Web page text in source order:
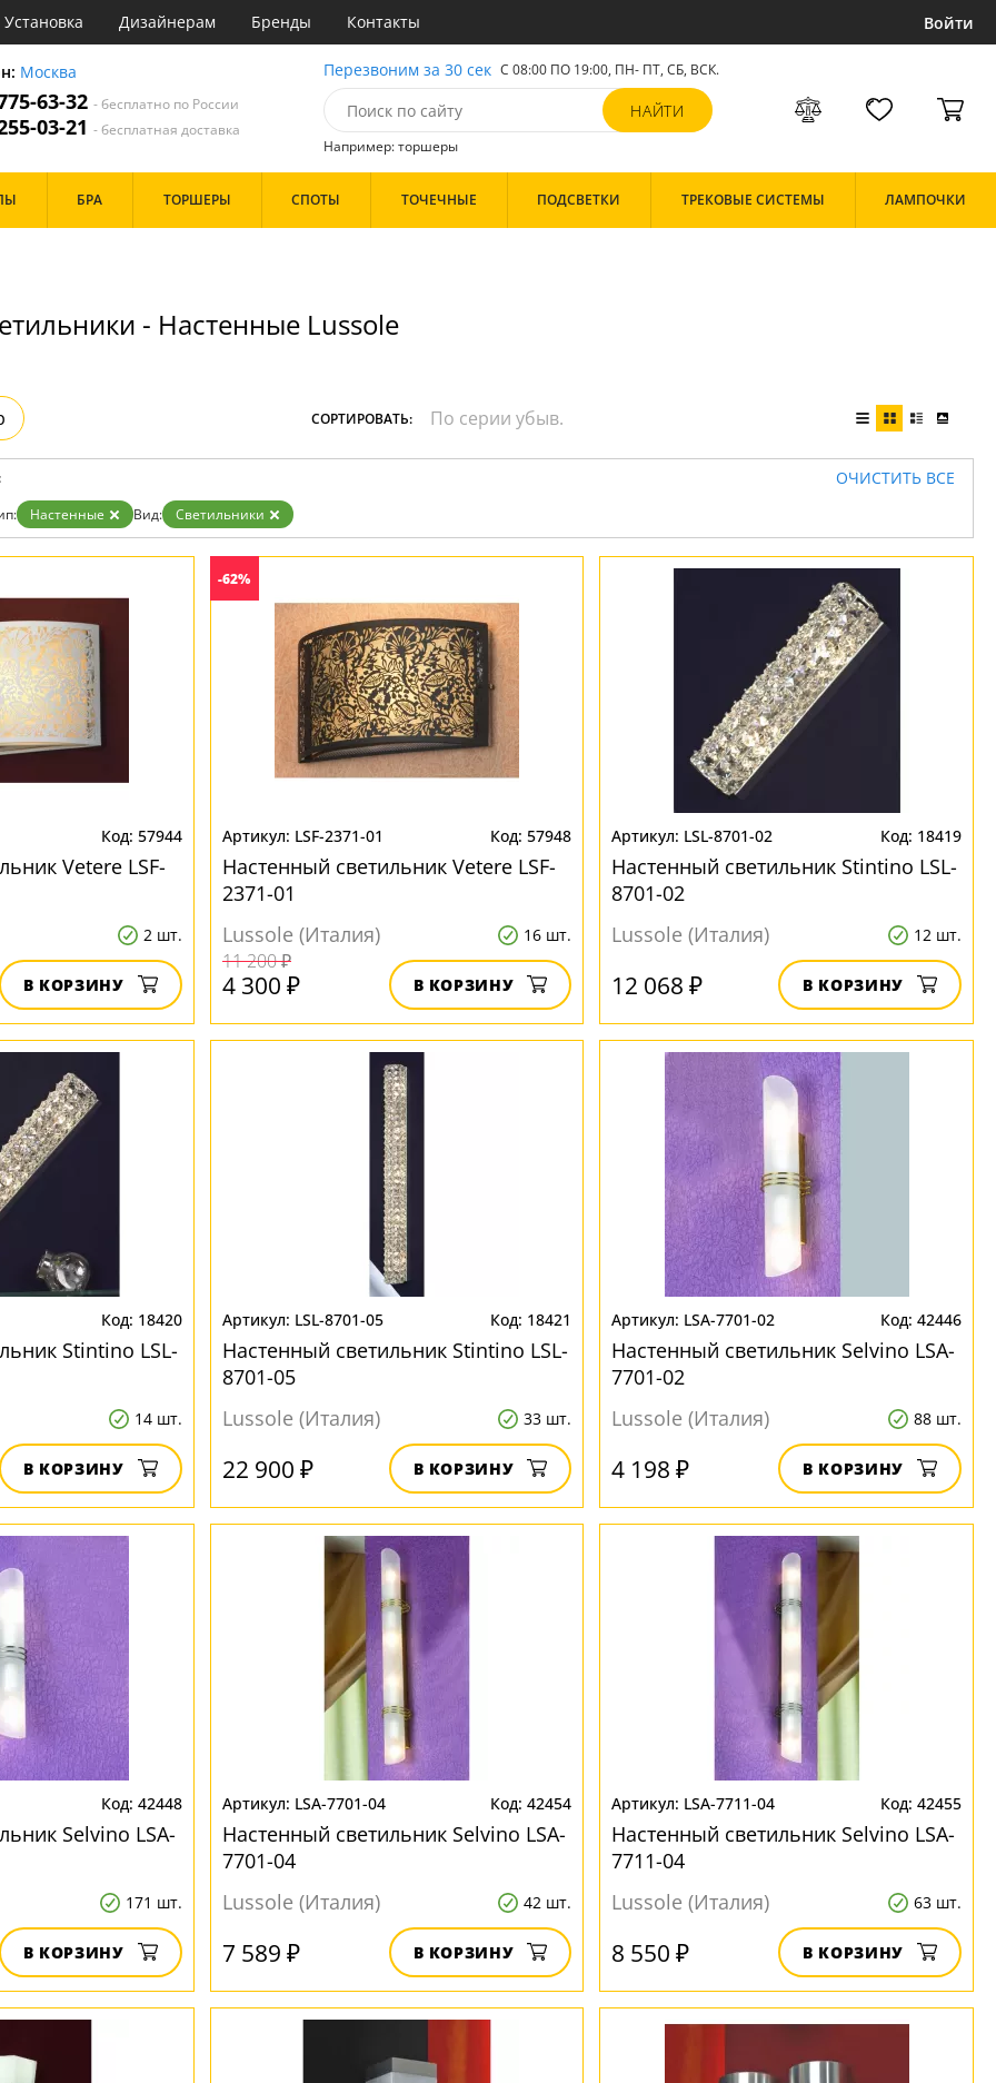
Установка Дизайнерам Бренды Контакты Войти
Москва
63-32- бесплатно по России
03-21- бесплатная доставка
Перезвоним за 30 сек С 08:00 ПО 19:00, ПН- ПТ, СБ, ВСК.
Например: торшеры
Черные
БРА ТОРШЕРЫ СПОТЫ ТОЧЕЧНЫЕ ПОДСВЕТКИ ТРЕКОВЫЕ СИСТЕМЫ ЛАМПОЧКИ
- Настенные Lussole
СОРТИРОВАТЬ:
ОЧИСТИТЬ ВСЕ
Настенные Вид: Светильники
57944
Vetere LSF-
2 шт.
В КОРЗИНУ
-62%
LSF-2371-01 57948
Настенный светильник Vetere LSF-
2371-01
Lussole (Италия)
16 шт.
11 200 ₽
4 300 ₽ В КОРЗИНУ
LSL-8701-02 18419
Настенный светильник Stintino LSL-
8701-02
Lussole (Италия)
12 шт.
12 068 ₽ В КОРЗИНУ
18420
Stintino LSL-
14 шт.
В КОРЗИНУ
LSL-8701-05 18421
Настенный светильник Stintino LSL-
8701-05
Lussole (Италия)
33 шт.
22 900 ₽ В КОРЗИНУ
LSA-7701-02 42446
Настенный светильник Selvino LSA-
7701-02
Lussole (Италия)
88 шт.
4 198 ₽ В КОРЗИНУ
42448
Selvino LSA-
171 шт.
В КОРЗИНУ
LSA-7701-04 42454
Настенный светильник Selvino LSA-
7701-04
Lussole (Италия)
42 шт.
7 589 ₽ В КОРЗИНУ
LSA-7711-04 42455
Настенный светильник Selvino LSA-
7711-04
Lussole (Италия)
63 шт.
8 550 ₽ В КОРЗИНУ